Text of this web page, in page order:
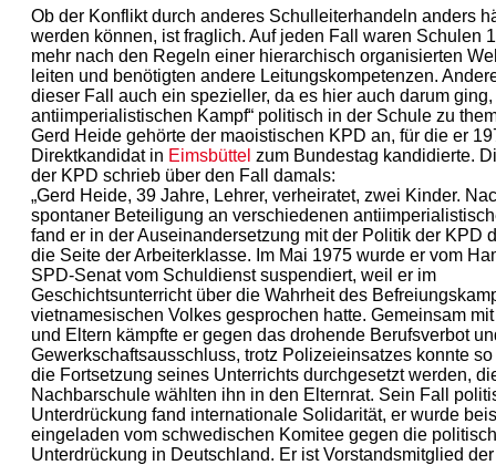
Ob der Konflikt durch anderes Schulleiterhandeln anders
werden können, ist fraglich. Auf jeden Fall waren Schulen
mehr nach den Regeln einer hierarchisch organisierten
leiten und benötigten andere Leitungskompetenzen.
dieser Fall auch ein spezieller, da es hier auch darum ging,
antiimperialistischen Kampf“ politisch in der Schule zu
Gerd Heide gehörte der maoistischen KPD an, für die er
Direktkandidat in Eimsbüttel zum Bundestag kandidierte.
der KPD schrieb über den Fall damals:
„Gerd Heide, 39 Jahre, Lehrer, verheiratet, zwei Kinder.
spontaner Beteiligung an verschiedenen
fand er in der Auseinandersetzung mit der Politik der KPD
die Seite der Arbeiterklasse. Im Mai 1975 wurde er vom
SPD-Senat vom Schuldienst suspendiert, weil er im
Geschichtsunterricht über die Wahrheit des
vietnamesischen Volkes gesprochen hatte. Gemeinsam
und Eltern kämpfte er gegen das drohende Berufsverbot
Gewerkschaftsausschluss, trotz Polizeieinsatzes konnte
die Fortsetzung seines Unterrichts durchgesetzt werden,
Nachbarschule wählten ihn in den Elternrat. Sein Fall
Unterdrückung fand internationale Solidarität, er wurde
eingeladen vom schwedischen Komitee gegen die
Unterdrückung in Deutschland. Er ist Vorstandsmitglied